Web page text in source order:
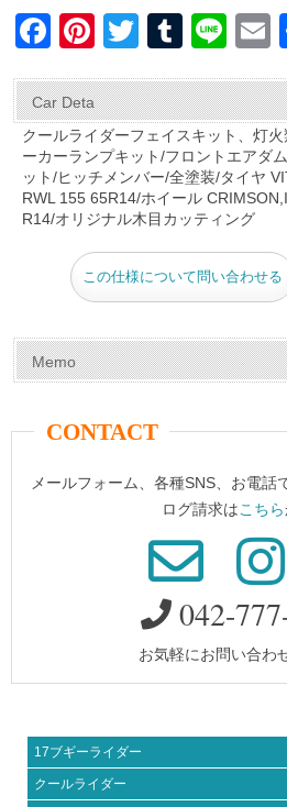
F
c
e
b
o
Pi
er
e
st
T
tt
er
T
m
bl
r
Li
e
Car Deta
クールライダーフェイスキット、灯
ーカーランプキット/フロントエアダ
ット/ヒッチメンバー/全塗装/タイヤ
RWL 155 65R14/ホイール
R14/オリジナル木目カッティング
この仕様について問い合わせる
Memo
CONTACT
メールフォーム、各種SNS、お電話
ログ請求はこちら
042-
お気軽にお問い合わ
17ブギーライダー
クールライダー